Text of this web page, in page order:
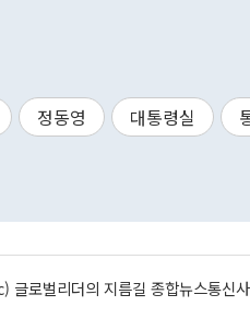
정동영 대통령실
글로벌리더의 지름길 종합뉴스통